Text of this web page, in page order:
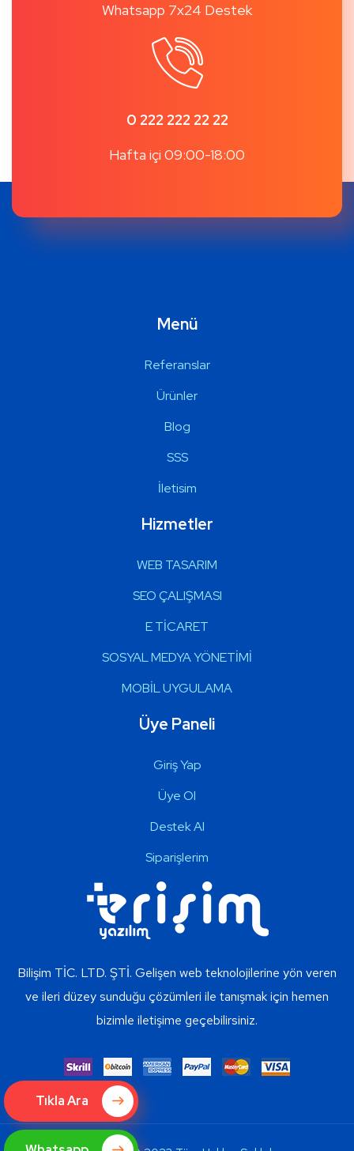
Tıkla Ara
Whatsapp 7x24 Destek
0 222 222 22 22
Hafta içi 09:00-18:00
Menü
Referanslar
Ürünler
Blog
SSS
İletisim
Hizmetler
WEB TASARIM
SEO ÇALIŞMASI
E TİCARET
SOSYAL MEDYA YÖNETİMİ
MOBİL UYGULAMA
Üye Paneli
Giriş Yap
Üye Ol
Destek Al
Siparişlerim
Bilişim TİC. LTD. ŞTİ. Gelişen web teknolojilerine yön veren
ve ileri düzey sunduğu çözümleri ile tanışmak için hemen
bizimle iletişime geçebilirsiniz.